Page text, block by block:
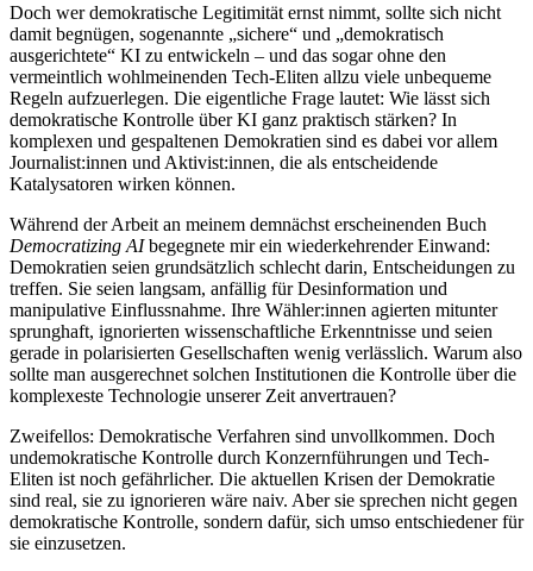
Doch wer demokratische Legitimität ernst nimmt, sollte sich nicht
damit begnügen, sogenannte „sichere“ und „demokratisch
ausgerichtete“ KI zu entwickeln – und das sogar ohne den
vermeintlich wohlmeinenden Tech-Eliten allzu viele unbequeme
Regeln aufzuerlegen. Die eigentliche Frage lautet: Wie lässt sich
demokratische Kontrolle über KI ganz praktisch stärken? In
komplexen und gespaltenen Demokratien sind es dabei vor allem
Journalist:innen und Aktivist:innen, die als entscheidende
Katalysatoren wirken können.
Während der Arbeit an meinem demnächst erscheinenden Buch
Democratizing AIbegegnete mir ein wiederkehrender Einwand:
Demokratien seien grundsätzlich schlecht darin, Entscheidungen zu
treffen. Sie seien langsam, anfällig für Desinformation und
manipulative Einflussnahme. Ihre Wähler:innen agierten mitunter
sprunghaft, ignorierten wissenschaftliche Erkenntnisse und seien
gerade in polarisierten Gesellschaften wenig verlässlich. Warum also
sollte man ausgerechnet solchen Institutionen die Kontrolle über die
komplexeste Technologie unserer Zeit anvertrauen?
Zweifellos: Demokratische Verfahren sind unvollkommen. Doch
undemokratische Kontrolle durch Konzernführungen und Tech-
Eliten ist noch gefährlicher. Die aktuellen Krisen der Demokratie
sind real, sie zu ignorieren wäre naiv. Aber sie sprechen nicht gegen
demokratische Kontrolle, sondern dafür, sich umso entschiedener für
sie einzusetzen.